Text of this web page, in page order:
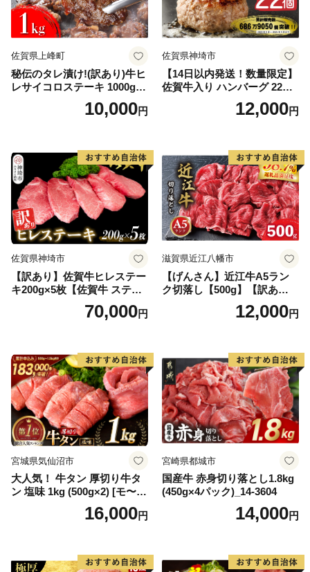
佐賀県上峰町
秘伝のタレ漬け!(訳あり)牛ヒ
レサイコロステーキ 1000g
10,000円
佐賀県神埼市
【14日以内発送！数量限定】
佐賀牛入り ハンバーグ 22個
2.6kg(120g×22個)【佐賀牛
黒毛和牛 ブランド牛 九州 ハ
気】(H083106)
12,000円
佐賀県神埼市
【訳あり】佐賀牛ヒレステー
キ200g×5枚【佐賀牛 ステー
キ ブランド肉 ヒレ肉 フィレ
肉 ジューシー ヘルシー】(H0
70,000円
滋賀県近江八幡市
【げんさん】近江牛A5ラン
ク切落し【500g】【訳あり】
12,000円
宮城県気仙沼市
大人気！ 牛タン 厚切り牛タ
ン 塩味 1kg (500g×2) [モ〜ラ
ンド 宮城県 気仙沼市 205646
60] 肉 牛肉 精肉 牛たん 牛タ
16,000円
宮崎県都城市
国産牛 赤身切り落とし1.8kg
(450g×4パック)_14-3604
14,000円